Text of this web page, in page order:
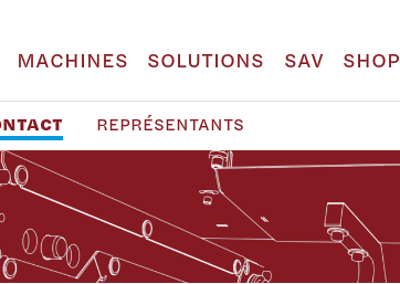
MACHINES SOLUTIONS SAV SHOP
REPRÉSENTANTS